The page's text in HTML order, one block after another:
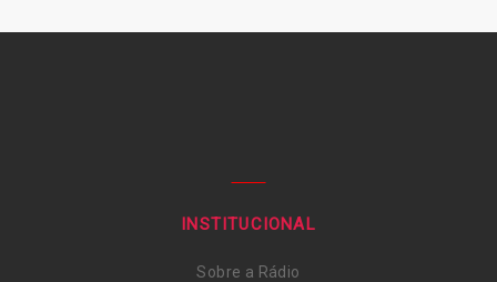
INSTITUCIONAL
Sobre a Rádio